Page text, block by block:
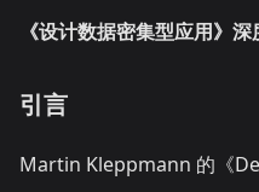
《设计数据密集型应用》
引言
Martin Kleppmann 的《